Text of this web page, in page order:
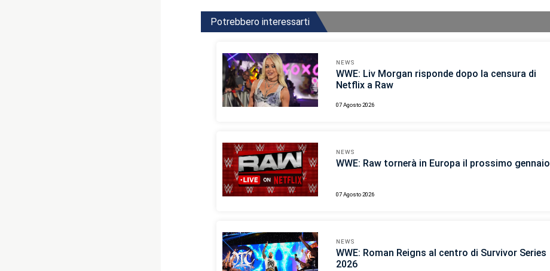
Potrebbero interessarti
NEWS
WWE: Liv Morgan risponde dopo la censura di
Netflix a Raw
07 Agosto 2026
NEWS
WWE: Raw tornerà in Europa il prossimo gennaio
07 Agosto 2026
NEWS
WWE: Roman Reigns al centro di Survivor Series
2026